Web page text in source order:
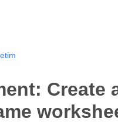
Create